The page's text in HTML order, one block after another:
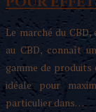
Le marché du
au CBD, connaît
gamme de
idéale pour
particulier dans…